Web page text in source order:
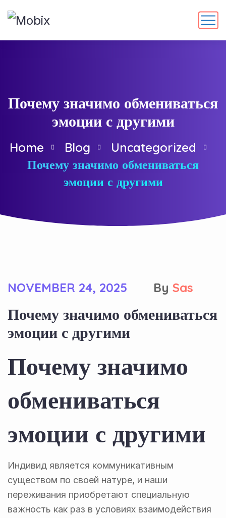
Почему значимо обмениваться
эмоции с другими
Home Blog
Uncategorized
Почему значимо обмениваться
эмоции с другими
NOVEMBER 24, 2025 By Sas
Почему значимо обмениваться
эмоции с другими
Почему значимо
обмениваться
эмоции с другими
Индивид является коммуникативным
существом по своей натуре, и наши
переживания приобретают специальную
важность как раз в условиях взаимодействия